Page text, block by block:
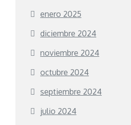
enero 2025
diciembre 2024
noviembre 2024
octubre 2024
septiembre 2024
julio 2024